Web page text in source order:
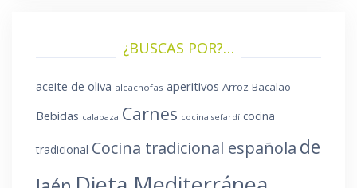
¿BUSCAS POR?…
aceite de oliva alcachofas aperitivos Arroz Bacalao
Bebidas calabaza Carnes cocina sefardí cocina
tradicional Cocina tradicional española de